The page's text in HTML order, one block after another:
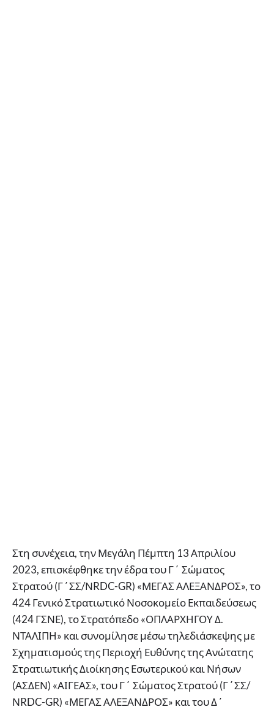
Στη συνέχεια, την Μεγάλη Πέμπτη 13 Απριλίου
2023, επισκέφθηκε την έδρα του Γ΄ Σώματος
Στρατού (Γ΄ΣΣ/ΝRDC-GR) «ΜΕΓΑΣ ΑΛΕΞΑΝΔΡΟΣ», το
424 Γενικό Στρατιωτικό Νοσοκομείο Εκπαιδεύσεως
(424 ΓΣΝΕ), το Στρατόπεδο «ΟΠΛΑΡΧΗΓΟΥ Δ.
ΝΤΑΛΙΠΗ» και συνομίλησε μέσω τηλεδιάσκεψης με
Σχηματισμούς της Περιοχή Ευθύνης της Ανώτατης
Στρατιωτικής Διοίκησης Εσωτερικού και Νήσων
(ΑΣΔΕΝ) «ΑΙΓΕΑΣ», του Γ΄ Σώματος Στρατού (Γ΄ΣΣ/
ΝRDC-GR) «ΜΕΓΑΣ ΑΛΕΞΑΝΔΡΟΣ» και του Δ΄